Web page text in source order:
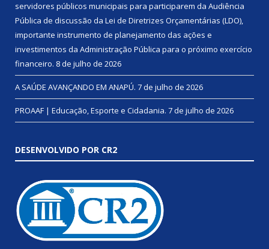
servidores públicos municipais para participarem da Audiência
Pública de discussão da Lei de Diretrizes Orçamentárias (LDO),
importante instrumento de planejamento das ações e
investimentos da Administração Pública para o próximo exercício
financeiro. 8 de julho de 2026
A SAÚDE AVANÇANDO EM ANAPÚ. 7 de julho de 2026
PROAAF | Educação, Esporte e Cidadania. 7 de julho de 2026
DESENVOLVIDO POR CR2